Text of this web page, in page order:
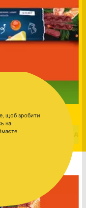
ДА ВИНЧИ
щоб зробити
на